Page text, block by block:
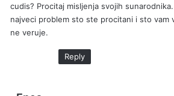
cudis? Procitaj misljenja svojih
najveci problem sto ste procitani i sto vam
ne veruje.
Reply